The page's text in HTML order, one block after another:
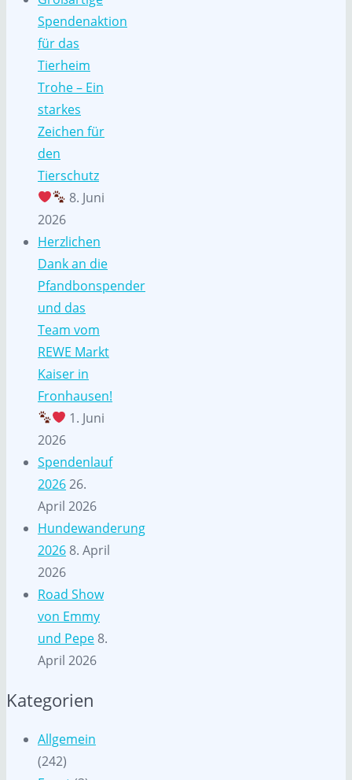
Spendenaktion
für das
Tierheim
Trohe – Ein
starkes
Zeichen für
den
Tierschutz
8. Juni
2026
Herzlichen
Dank an die
Pfandbonspender
und das
Team vom
REWE Markt
Kaiser in
Fronhausen!
1. Juni
2026
Spendenlauf
202626.
April 2026
Hundewanderung
2026 8. April
2026
Road Show
von Emmy
und Pepe 8.
April 2026
Kategorien
Allgemein
(242)